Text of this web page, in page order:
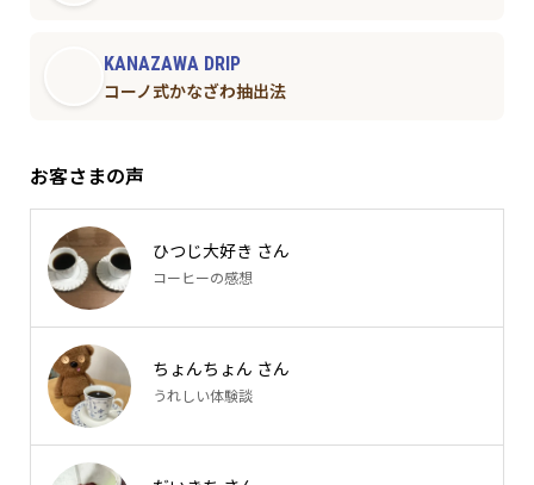
KANAZAWA DRIP
コーノ式かなざわ抽出法
お客さまの声
ひつじ大好き さん
コーヒーの感想
ちょんちょん さん
うれしい体験談